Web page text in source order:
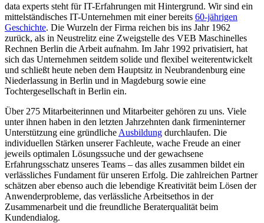
data experts steht für IT-Erfahrungen mit Hintergrund. Wir sind ein
mittelständisches IT-Unternehmen mit einer bereits 60-jährigen
Geschichte. Die Wurzeln der Firma reichen bis ins Jahr 1962
zurück, als in Neustrelitz eine Zweigstelle des VEB Maschinelles
Rechnen Berlin die Arbeit aufnahm. Im Jahr 1992 privatisiert, hat
sich das Unternehmen seitdem solide und flexibel weiterentwickelt
und schließt heute neben dem Hauptsitz in Neubrandenburg eine
Niederlassung in Berlin und in Magdeburg sowie eine
Tochtergesellschaft in Berlin ein.
Über 275 Mitarbeiterinnen und Mitarbeiter gehören zu uns. Viele
unter ihnen haben in den letzten Jahrzehnten dank firmeninterner
Unterstützung eine gründliche Ausbildung durchlaufen. Die
individuellen Stärken unserer Fachleute, wache Freude an einer
jeweils optimalen Lösungssuche und der gewachsene
Erfahrungsschatz unseres Teams – das alles zusammen bildet ein
verlässliches Fundament für unseren Erfolg. Die zahlreichen Partner
schätzen aber ebenso auch die lebendige Kreativität beim Lösen der
Anwenderprobleme, das verlässliche Arbeitsethos in der
Zusammenarbeit und die freundliche Beraterqualität beim
Kundendialog.